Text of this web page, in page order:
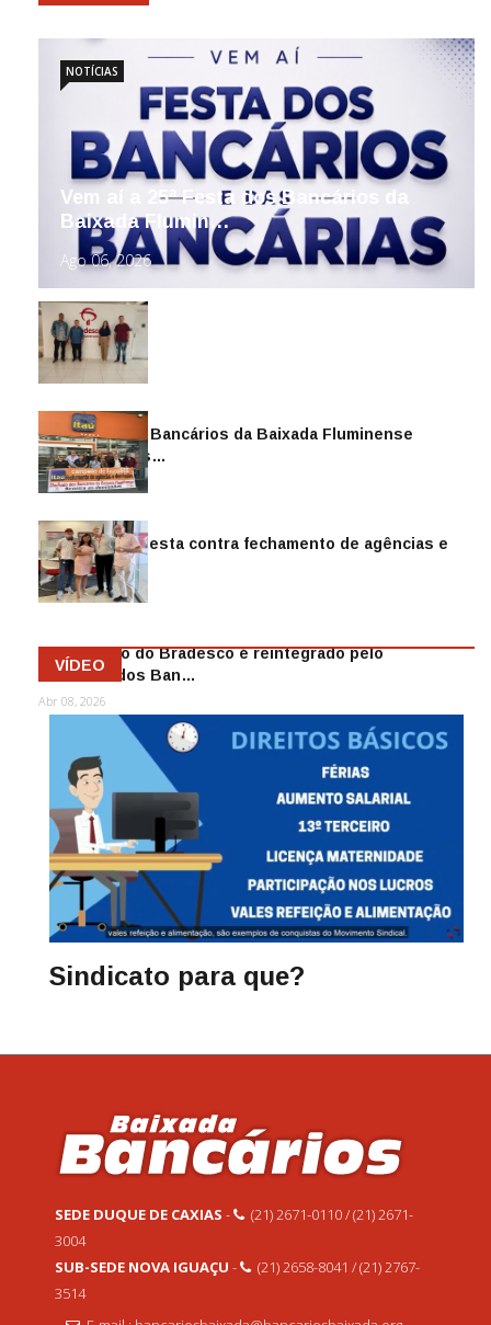
Vem aí a 25ª Festa dos Bancários da
Baixada Flumin…
Ago 06, 2026
NOTÍCIAS
Sindicato dos Bancários da Baixada Fluminense
reintegra mais…
Jul 14, 2026
Sindicato protesta contra fechamento de agências e
as demiss…
Mai 13, 2026
Funcionário do Bradesco é reintegrado pelo
Sindicato dos Ban…
Abr 08, 2026
VÍDEO
Sindicato para que?
SEDE DUQUE DE CAXIAS -
(21) 2671-0110 / (21) 2671-
3004
SUB-SEDE NOVA IGUAÇU -
(21) 2658-8041 / (21) 2767-
3514